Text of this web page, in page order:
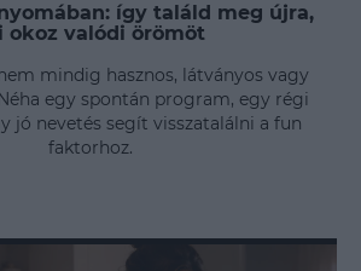
így találd meg újra,
okoz valódi örömöt
mindig hasznos, látványos vagy
egy spontán program, egy régi
jó nevetés segít visszatalálni a fun
faktorhoz.